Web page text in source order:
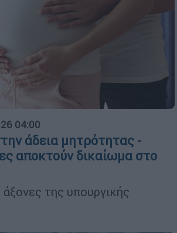
04:00
άδεια μητρότητας -
αποκτούν δικαίωμα στο
άξονες της υπουργικής